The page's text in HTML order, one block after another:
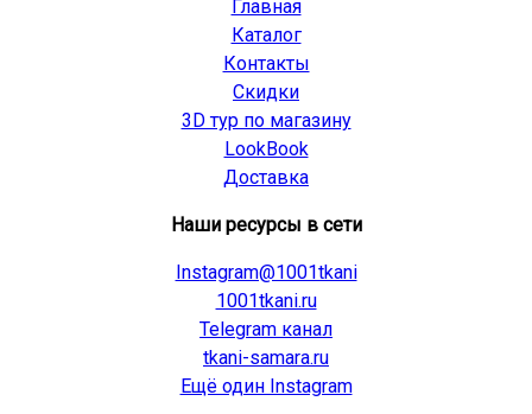
Главная
Каталог
Контакты
Скидки
3D тур по магазину
LookBook
Доставка
Наши ресурсы в сети
Instagram@1001tkani
1001tkani.ru
Telegram канал
tkani-samara.ru
Ещё один Instagram